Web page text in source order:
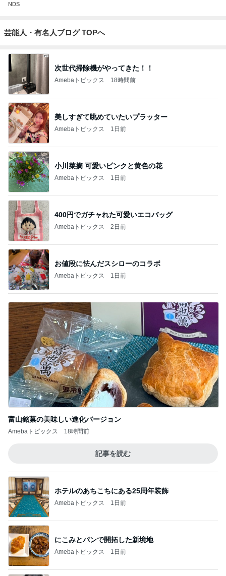
NDS
芸能人・有名人ブログ TOPへ
次世代掃除機がやってきた！！
Amebaトピックス 18時間前
美しすぎて眺めていたいプラッター
Amebaトピックス 1日前
小川菜摘 可愛いピンクと黄色の花
Amebaトピックス 1日前
400円でガチャれた可愛いエコバッグ
Amebaトピックス 2日前
お値段に怯んだスシローのコラボ
Amebaトピックス 1日前
富山銘菓の美味しい進化バージョン
Amebaトピックス 18時間前
記事を読む
ホテルのあちこちにある25周年装飾
Amebaトピックス 1日前
にこみとパンで開拓した新境地
Amebaトピックス 1日前